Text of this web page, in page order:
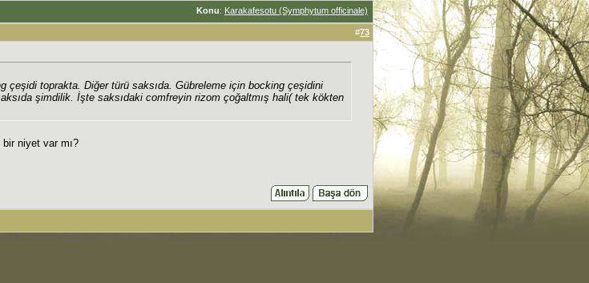
Konu: Karakafesotu (Symphytum officinale)
#73
çeşidi toprakta. Diğer türü saksıda. Gübreleme için bocking çeşidini
şimdilik. İşte saksıdaki comfreyin rizom çoğaltmış hali( tek kökten
bir niyet var mı?